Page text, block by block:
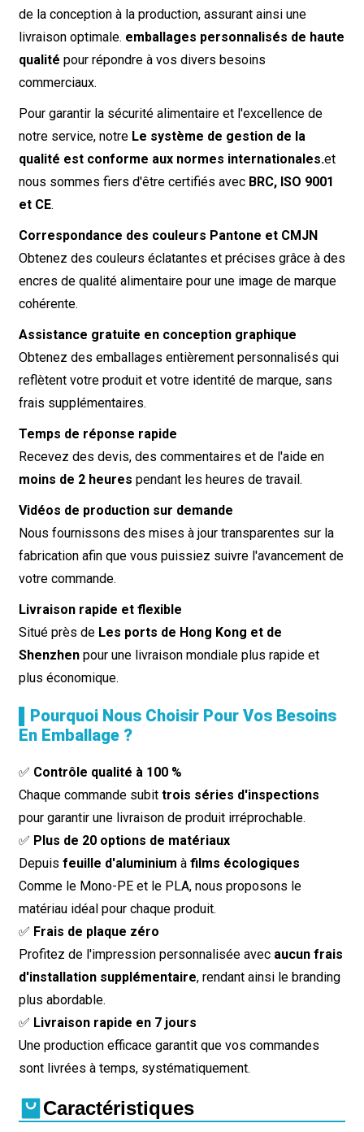
de la conception à la production, assurant ainsi une
livraison optimale. emballages personnalisés de haute
qualité pour répondre à vos divers besoins
commerciaux.
Pour garantir la sécurité alimentaire et l'excellence de
notre service, notre Le système de gestion de la
qualité est conforme aux normes internationales.et
nous sommes fiers d'être certifiés avec BRC, ISO 9001
et CE.
Correspondance des couleurs Pantone et CMJN
Obtenez des couleurs éclatantes et précises grâce à des
encres de qualité alimentaire pour une image de marque
cohérente.
Assistance gratuite en conception graphique
Obtenez des emballages entièrement personnalisés qui
reflètent votre produit et votre identité de marque, sans
frais supplémentaires.
Temps de réponse rapide
Recevez des devis, des commentaires et de l'aide en
moins de 2 heures pendant les heures de travail.
Vidéos de production sur demande
Nous fournissons des mises à jour transparentes sur la
fabrication afin que vous puissiez suivre l'avancement de
votre commande.
Livraison rapide et flexible
Situé près de Les ports de Hong Kong et de
Shenzhenpour une livraison mondiale plus rapide et
plus économique.
▌Pourquoi Nous Choisir Pour Vos Besoins
En Emballage ?
✅ Contrôle qualité à 100 %
Chaque commande subit trois séries d'inspections
pour garantir une livraison de produit irréprochable.
✅ Plus de 20 options de matériaux
Depuis feuille d'aluminium à films écologiques
Comme le Mono-PE et le PLA, nous proposons le
matériau idéal pour chaque produit.
✅ Frais de plaque zéro
Profitez de l'impression personnalisée avec aucun frais
d'installation supplémentaire, rendant ainsi le branding
plus abordable.
✅ Livraison rapide en 7 jours
Une production efficace garantit que vos commandes
sont livrées à temps, systématiquement.
Caractéristiques